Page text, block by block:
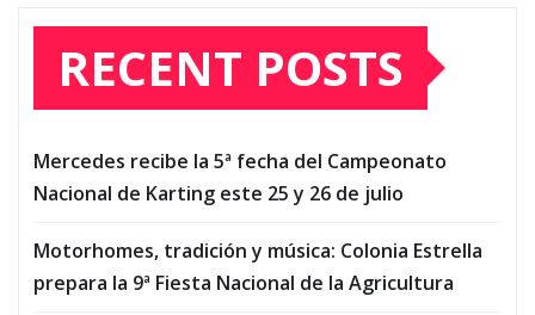
RECENT POSTS
Mercedes recibe la 5ª fecha del Campeonato
Nacional de Karting este 25 y 26 de julio
Motorhomes, tradición y música: Colonia Estrella
prepara la 9ª Fiesta Nacional de la Agricultura